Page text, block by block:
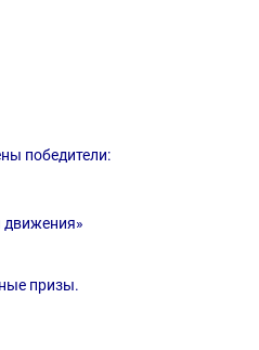
победители:
призы.